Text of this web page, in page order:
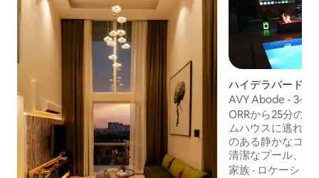
ハイデラバード県
ステイ
AVY Abode - 3ベ
テイ、専用プール
ORRから25分の
ムハウスに逃れま
のある静かなコミ
清潔なプール、村
できる階段付きの
家族 · ロケーショ